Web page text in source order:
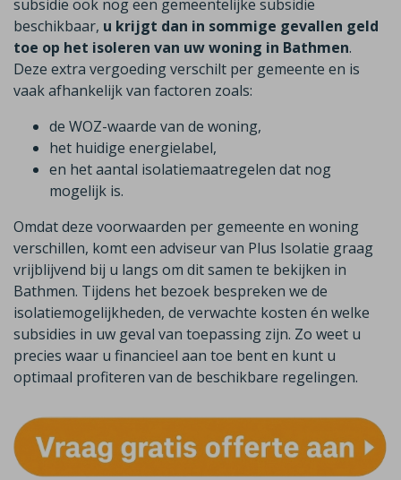
subsidie ook nog een gemeentelijke subsidie
beschikbaar, u krijgt dan in sommige gevallen geld
toe op het isoleren van uw woning in Bathmen.
Deze extra vergoeding verschilt per gemeente en is
vaak afhankelijk van factoren zoals:
de WOZ-waarde van de woning,
het huidige energielabel,
en het aantal isolatiemaatregelen dat nog
mogelijk is.
Omdat deze voorwaarden per gemeente en woning
verschillen, komt een adviseur van Plus Isolatie graag
vrijblijvend bij u langs om dit samen te bekijken in
Bathmen. Tijdens het bezoek bespreken we de
isolatiemogelijkheden, de verwachte kosten én welke
subsidies in uw geval van toepassing zijn. Zo weet u
precies waar u financieel aan toe bent en kunt u
optimaal profiteren van de beschikbare regelingen.